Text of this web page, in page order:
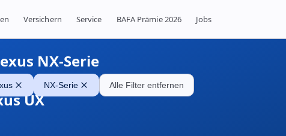
Versichern Service BAFA Prämie 2026 Jobs
NX-Serie
NX-Serie Alle Filter entfernen
UX